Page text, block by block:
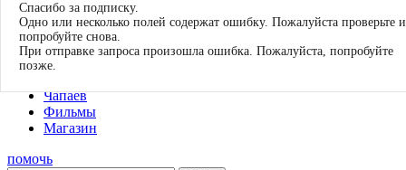
О нас
Журнал
Книги
Чапаев
Фильмы
Магазин
помочь
Спасибо за подписку.
Одно или несколько полей содержат ошибку. Пожалуйста проверьте и
попробуйте снова.
При отправке запроса произошла ошибка. Пожалуйста, попробуйте
позже.